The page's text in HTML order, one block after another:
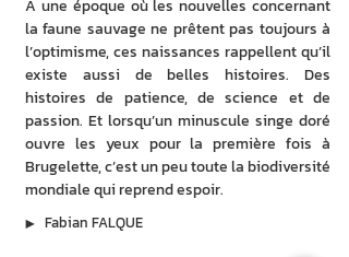
À une époque où les nouvelles concernant
la faune sauvage ne prêtent pas toujours à
l’optimisme, ces naissances rappellent qu’il
existe aussi de belles histoires. Des
histoires de patience, de science et de
passion. Et lorsqu’un minuscule singe doré
ouvre les yeux pour la première fois à
Brugelette, c’est un peu toute la biodiversité
mondiale qui reprend espoir.
▶︎ Fabian FALQUE